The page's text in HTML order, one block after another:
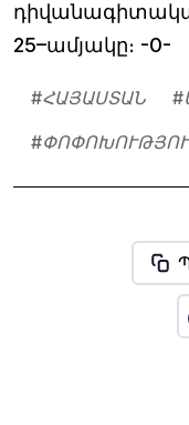
25–ամյակը։ -0-
#ՀԱՅԱՍՏԱՆ #
#